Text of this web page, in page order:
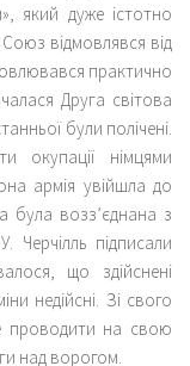
який дуже істотно
відмовлявся від
практично
Друга світова
були полічені.
німцями
армія увійшла до
була возз’єднана з
Черчілль підписали
що здійснені
недійсні. Зі свого
проводити на свою
над ворогом.